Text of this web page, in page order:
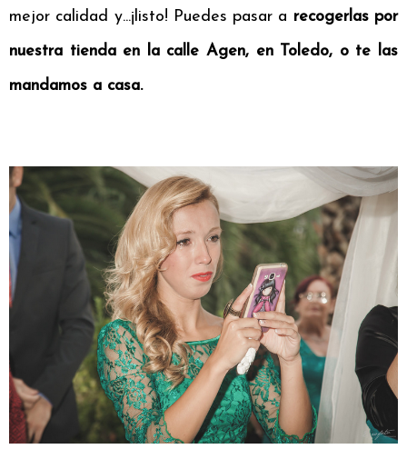
mejor calidad y...¡listo! Puedes pasar a recogerlas por
nuestra tienda en la calle Agen, en Toledo, o te las
mandamos a casa.